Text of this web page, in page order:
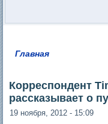
Главная
Корреспондент
рассказывает о
19 ноября, 2012 - 15:09